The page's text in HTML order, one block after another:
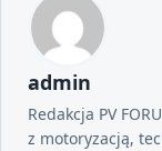
admin
Redakcja PV
z motoryzacją,